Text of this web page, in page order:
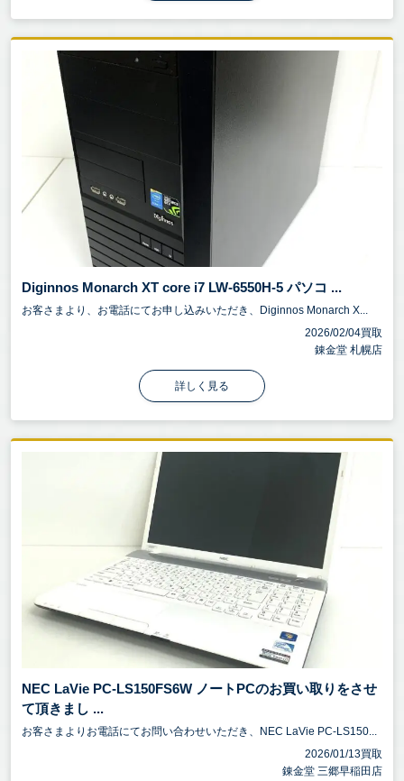
Diginnos Monarch XT core i7 LW-6550H-5 パソコ ...
お客さまより、お電話にてお申し込みいただき、Diginnos Monarch X...
2026/02/04買取
錬金堂 札幌店
詳しく見る
NEC LaVie PC-LS150FS6W ノートPCのお買い取りをさせ
て頂きまし ...
お客さまよりお電話にてお問い合わせいただき、NEC LaVie PC-LS150...
2026/01/13買取
錬金堂 三郷早稲田店